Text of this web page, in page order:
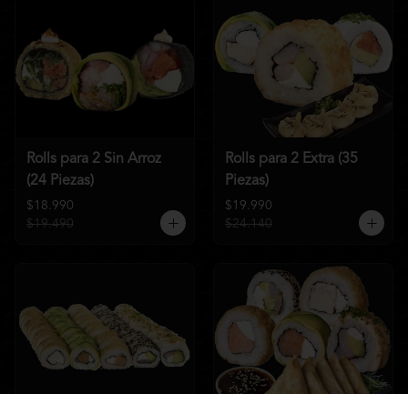
Rolls para 2 Sin Arroz
(24 Piezas)
$18.990
$19.490
Rolls para 2 Extra (35
Piezas)
$19.990
$24.140